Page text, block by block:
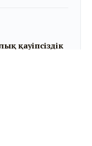
қауіпсіздік